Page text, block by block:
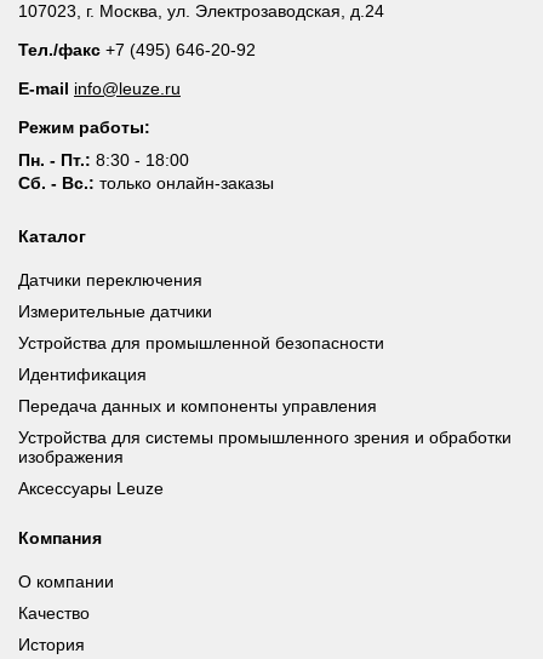
107023, г. Москва, ул. Электрозаводская, д.24
Тел./факс +7 (495) 646-20-92
E-mail info@leuze.ru
Режим работы:
Пн. - Пт.: 8:30 - 18:00
Сб. - Вс.: только онлайн-заказы
Каталог
Датчики переключения
Измерительные датчики
Устройства для промышленной безопасности
Идентификация
Передача данных и компоненты управления
Устройства для системы промышленного зрения и обработки
изображения
Аксессуары Leuze
Компания
О компании
Качество
История